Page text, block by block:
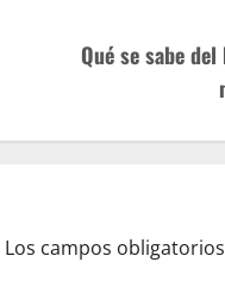
Qué se sabe
Los campos